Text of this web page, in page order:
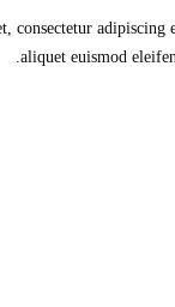
consectetur adipiscing
aliquet euismod